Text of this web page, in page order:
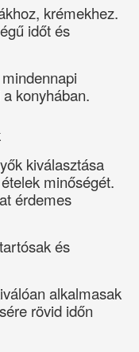
krémekhez.
időt és
konyhában.
kiválasztása
minőségét.
érdemes
tartósak és
alkalmasak
rövid időn